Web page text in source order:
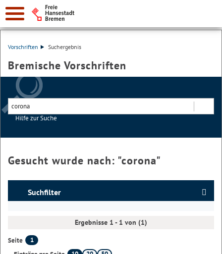
Vorschriften Suchergebnis
Bremische Vorschriften
Hilfe zur Suche
Gesucht wurde nach: "corona"
Suchfilter
Ergebnisse 1 - 1 von (1)
Seite
1